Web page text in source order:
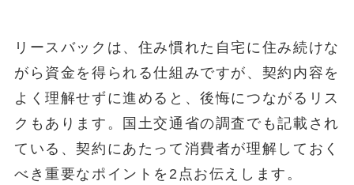
リースバックは、住み慣れた自宅に住み続けな
がら資金を得られる仕組みですが、契約内容を
よく理解せずに進めると、後悔につながるリス
クもあります。国土交通省の調査でも記載され
ている、契約にあたって消費者が理解しておく
べき重要なポイントを2点お伝えします。